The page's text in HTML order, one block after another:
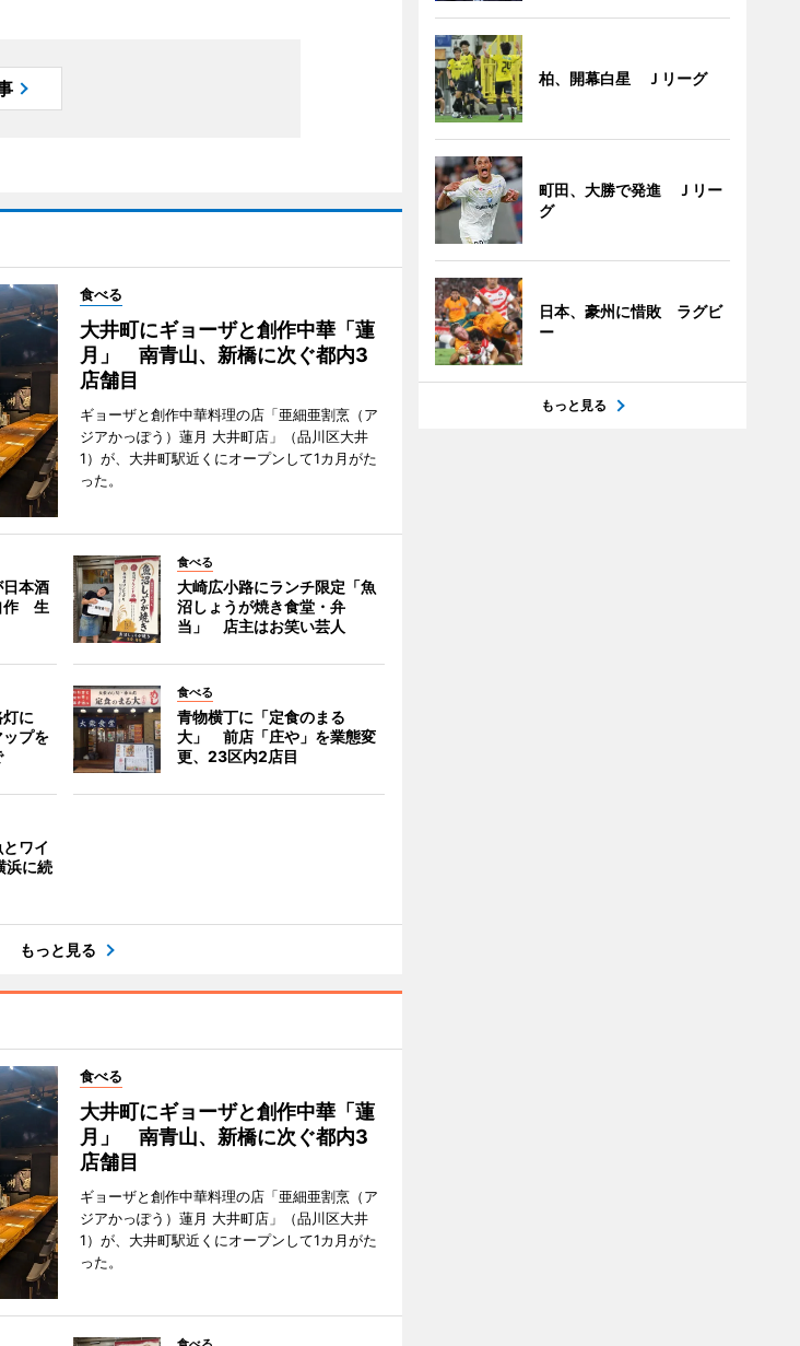
食べる
大井町にギョーザと創作中華「蓮
月」 南青山、新橋に次ぐ都内3
店舗目
ギョーザと創作中華料理の店「亜細亜割烹（ア
ジアかっぽう）蓮月 大井町店」（品川区大井
1）が、大井町駅近くにオープンして1カ月がた
った。
本酒
作 生
食べる
大崎広小路にランチ限定「魚
沼しょうが焼き食堂・弁
当」 店主はお笑い芸人
に
ップを
食べる
青物横丁に「定食のまる
大」 前店「庄や」を業態変
更、23区内2店目
ワイ
浜に続
もっと見る
食べる
大井町にギョーザと創作中華「蓮
月」 南青山、新橋に次ぐ都内3
店舗目
ギョーザと創作中華料理の店「亜細亜割烹（ア
ジアかっぽう）蓮月 大井町店」（品川区大井
1）が、大井町駅近くにオープンして1カ月がた
った。
柏、開幕白星 Ｊリーグ
町田、大勝で発進 Ｊリー
グ
日本、豪州に惜敗 ラグビ
ー
もっと見る